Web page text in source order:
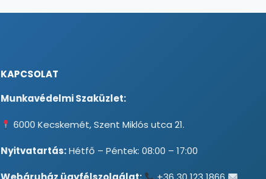
KAPCSOLAT
Munkavédelmi Szaküzlet:
6000 Kecskemét, Szent Miklós utca 21.
Nyitvatartás:Hétfő – Péntek: 08:00 – 17:00